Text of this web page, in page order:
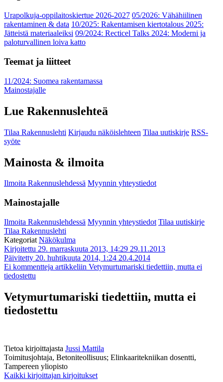
Urapolkuja-oppilaitoskiertue 2026-2027 05/2026: Vähähiilinen
rakentaminen & data 10/2025: Rakentamisen kiertotalous 2025:
Jätteistä materiaaleiksi 09/2024: Recticel Talks 2024: Moderni ja
paloturvallinen loiva katto
Teemat ja liitteet
11/2024: Suomea rakentamassa
Mainostajalle
Lue Rakennuslehteä
Tilaa Rakennuslehti Kirjaudu näköislehteen Tilaa uutiskirje RSS-
syöte
Mainosta & ilmoita
Ilmoita Rakennuslehdessä Myynnin yhteystiedot
Mainostajalle
Ilmoita Rakennuslehdessä Myynnin yhteystiedot Tilaa uutiskirje
Tilaa Rakennuslehti
Kategoriat Näkökulma
Kirjoitettu 29. marraskuuta 2013, 14:29 29.11.2013
Päivitetty 20. huhtikuuta 2014, 1:24 20.4.2014
Ei kommentteja artikkeliin Vetymurtumariski tiedettiin, mutta ei
tiedostettu
Vetymurtumariski tiedettiin, mutta ei
tiedostettu
Tietoa kirjoittajasta Jussi Mattila
Toimitusjohtaja, Betoniteollisuus; Elinkaaritekniikan dosentti,
Tampereen yliopisto
Kaikki kirjoittajan kirjoitukset